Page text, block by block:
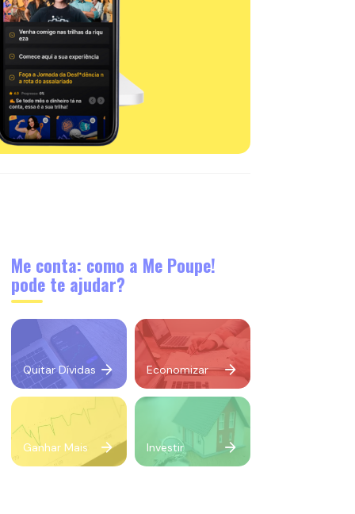
Me conta: como a Me Poupe!
pode te ajudar?
Quitar Dívidas Economizar
Ganhar Mais Investir